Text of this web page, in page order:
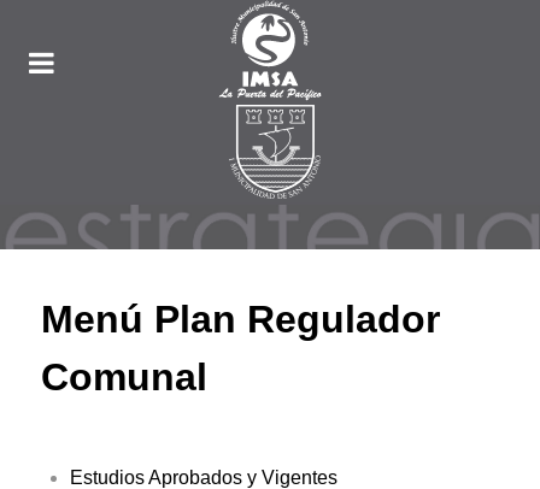
Menú Plan Regulador
Comunal
Estudios Aprobados y Vigentes